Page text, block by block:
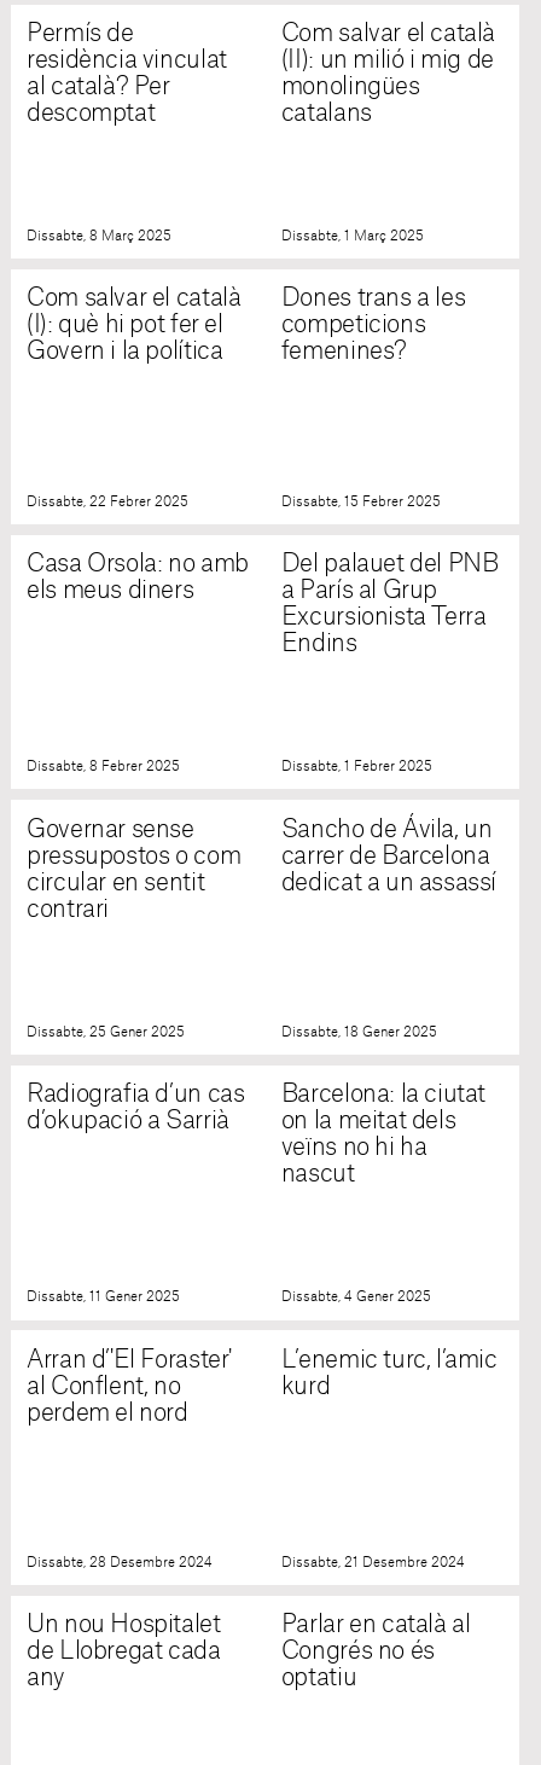
Permís de
residència vinculat
al català? Per
descomptat
Dissabte, 8 Març 2025
Com salvar el català
(II): un milió i mig de
monolingües
catalans
Dissabte, 1 Març 2025
Com salvar el català
(I): què hi pot fer el
Govern i la política
Dissabte, 22 Febrer 2025
Dones trans a les
competicions
femenines?
Dissabte, 15 Febrer 2025
Casa Orsola: no amb
els meus diners
Dissabte, 8 Febrer 2025
Del palauet del PNB
a París al Grup
Excursionista Terra
Endins
Dissabte, 1 Febrer 2025
Governar sense
pressupostos o com
circular en sentit
contrari
Dissabte, 25 Gener 2025
Sancho de Ávila, un
carrer de Barcelona
dedicat a un assassí
Dissabte, 18 Gener 2025
Radiografia d’un cas
d’okupació a Sarrià
Dissabte, 11 Gener 2025
Barcelona: la ciutat
on la meitat dels
veïns no hi ha
nascut
Dissabte, 4 Gener 2025
Arran d’'El Foraster'
al Conflent, no
perdem el nord
Dissabte, 28 Desembre 2024
L’enemic turc, l’amic
kurd
Dissabte, 21 Desembre 2024
Un nou Hospitalet
de Llobregat cada
any
Parlar en català al
Congrés no és
optatiu